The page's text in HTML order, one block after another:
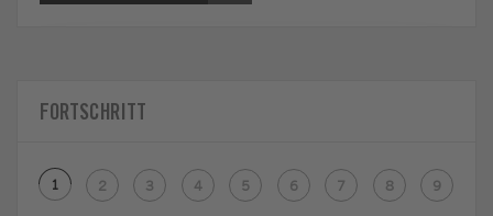
FORTSCHRITT
1 2 3 4 5 6 7 8 9